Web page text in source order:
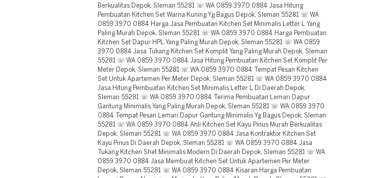
Berkualitas Depok, Sleman 55281 ☏ WA 0859 3970 0884 Jasa Hitung
Pembuatan Kitchen Set Warna Kuning Yg Bagus Depok, Sleman 55281 ☏ WA
0859 3970 0884 Harga Jasa Pembuatan Kitchen Set Minimalis Letter L Yang
Paling Murah Depok, Sleman 55281 ☏ WA 0859 3970 0884 Harga Pembuatan
Kitchen Set Dapur HPL Yang Paling Murah Depok, Sleman 55281 ☏ WA 0859
3970 0884 Jasa Tukang Kitchen Set Komplit Yang Paling Murah Depok, Sleman
55281 ☏ WA 0859 3970 0884 Jasa Hitung Pembuatan Kitchen Set Komplit Per
Meter Depok, Sleman 55281 ☏ WA 0859 3970 0884 Tempat Pesan Kitchen
Set Untuk Apartemen Per Meter Depok, Sleman 55281 ☏ WA 0859 3970 0884
Jasa Hitung Pembuatan Kitchen Set Minimalis Letter L Di Daerah Depok,
Sleman 55281 ☏ WA 0859 3970 0884 Terima Pembuatan Lemari Dapur
Gantung Minimalis Yang Paling Murah Depok, Sleman 55281 ☏ WA 0859 3970
0884 Tempat Pesan Lemari Dapur Gantung Minimalis Yg Bagus Depok, Sleman
55281 ☏ WA 0859 3970 0884 Ahli Kitchen Set Kayu Pinus Murah Berkualitas
Depok, Sleman 55281 ☏ WA 0859 3970 0884 Jasa Kontraktor Kitchen Set
Kayu Pinus Di Daerah Depok, Sleman 55281 ☏ WA 0859 3970 0884 Jasa
Tukang Kitchen Shet Minimalis Modern Di Daerah Depok, Sleman 55281 ☏ WA
0859 3970 0884 Jasa Membuat Kitchen Set Untuk Apartemen Per Meter
Depok, Sleman 55281 ☏ WA 0859 3970 0884 Kisaran Harga Pembuatan